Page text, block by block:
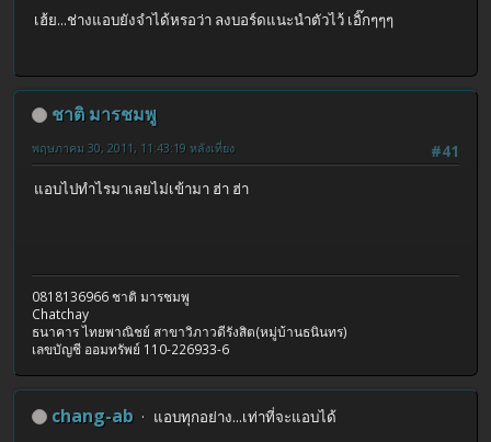
เฮ้ย...ช่างแอบยังจำได้หรอว่า ลงบอร์ดแนะนำตัวไว้ เอิ๊กๆๆๆ
ชาติ มารชมพู
#41
พฤษภาคม 30, 2011, 11:43:19 หลังเที่ยง
แอบไปทำไรมาเลยไม่เข้ามา ฮ่า ฮ่า
0818136966 ชาติ มารชมพู
Chatchay
ธนาคาร ไทยพาณิชย์ สาขาวิภาวดีรังสิต(หมู่บ้านธนินทร)
เลขบัญชี ออมทรัพย์ 110-226933-6
chang-ab
แอบทุกอย่าง...เท่าที่จะแอบได้